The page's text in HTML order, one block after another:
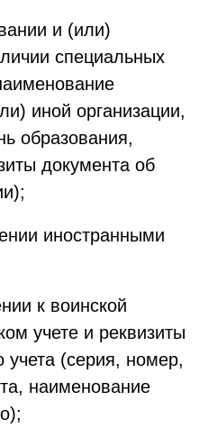
и (или)
специальных
иной организации,
образования,
документа об
иностранными
к воинской
учете и реквизиты
учета (серия, номер,
наименование